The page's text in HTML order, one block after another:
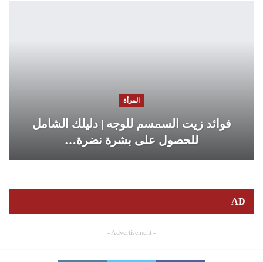
المرأة
فوائد زيت السمسم للوجه | دليلك الشامل
للحصول على بشرة نضرة…
AD
- Advertisement -